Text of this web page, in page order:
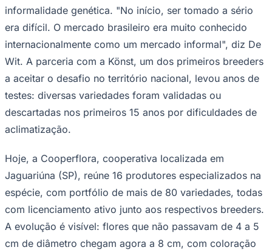
informalidade genética. "No início, ser tomado a sério
era difícil. O mercado brasileiro era muito conhecido
internacionalmente como um mercado informal", diz De
Wit. A parceria com a Könst, um dos primeiros breeders
a aceitar o desafio no território nacional, levou anos de
testes: diversas variedades foram validadas ou
descartadas nos primeiros 15 anos por dificuldades de
aclimatização.
Hoje, a Cooperflora, cooperativa localizada em
Jaguariúna (SP), reúne 16 produtores especializados na
espécie, com portfólio de mais de 80 variedades, todas
com licenciamento ativo junto aos respectivos breeders.
A evolução é visível: flores que não passavam de 4 a 5
cm de diâmetro chegam agora a 8 cm, com coloração